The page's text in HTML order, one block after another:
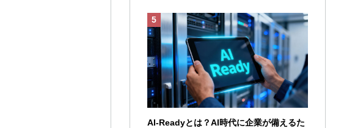
AI-Readyとは？AI時代に企業が備えるた